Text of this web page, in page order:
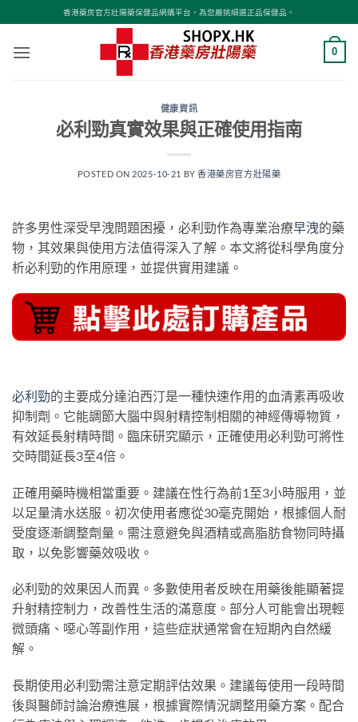
to
content
香港藥房官方壯陽藥保健品網購平台，為您嚴挑細選正品保健品。
0
健康資訊
必利勁真實效果與正確使用指南
POSTED ON 2025-10-21 BY香港藥房官方壯陽藥
許多男性深受早洩問題困擾，必利勁作為專業治療早洩的藥
物，其效果與使用方法值得深入了解。本文將從科學角度分
析必利勁的作用原理，並提供實用建議。
必利勁的主要成分達泊西汀是一種快速作用的血清素再吸收
抑制劑。它能調節大腦中與射精控制相關的神經傳導物質，
有效延長射精時間。臨床研究顯示，正確使用必利勁可將性
交時間延長3至4倍。
正確用藥時機相當重要。建議在性行為前1至3小時服用，並
以足量清水送服。初次使用者應從30毫克開始，根據個人耐
受度逐漸調整劑量。需注意避免與酒精或高脂肪食物同時攝
取，以免影響藥效吸收。
必利勁的效果因人而異。多數使用者反映在用藥後能顯著提
升射精控制力，改善性生活的滿意度。部分人可能會出現輕
微頭痛、噁心等副作用，這些症狀通常會在短期內自然緩
解。
長期使用必利勁需注意定期評估效果。建議每使用一段時間
後與醫師討論治療進展，根據實際情況調整用藥方案。配合